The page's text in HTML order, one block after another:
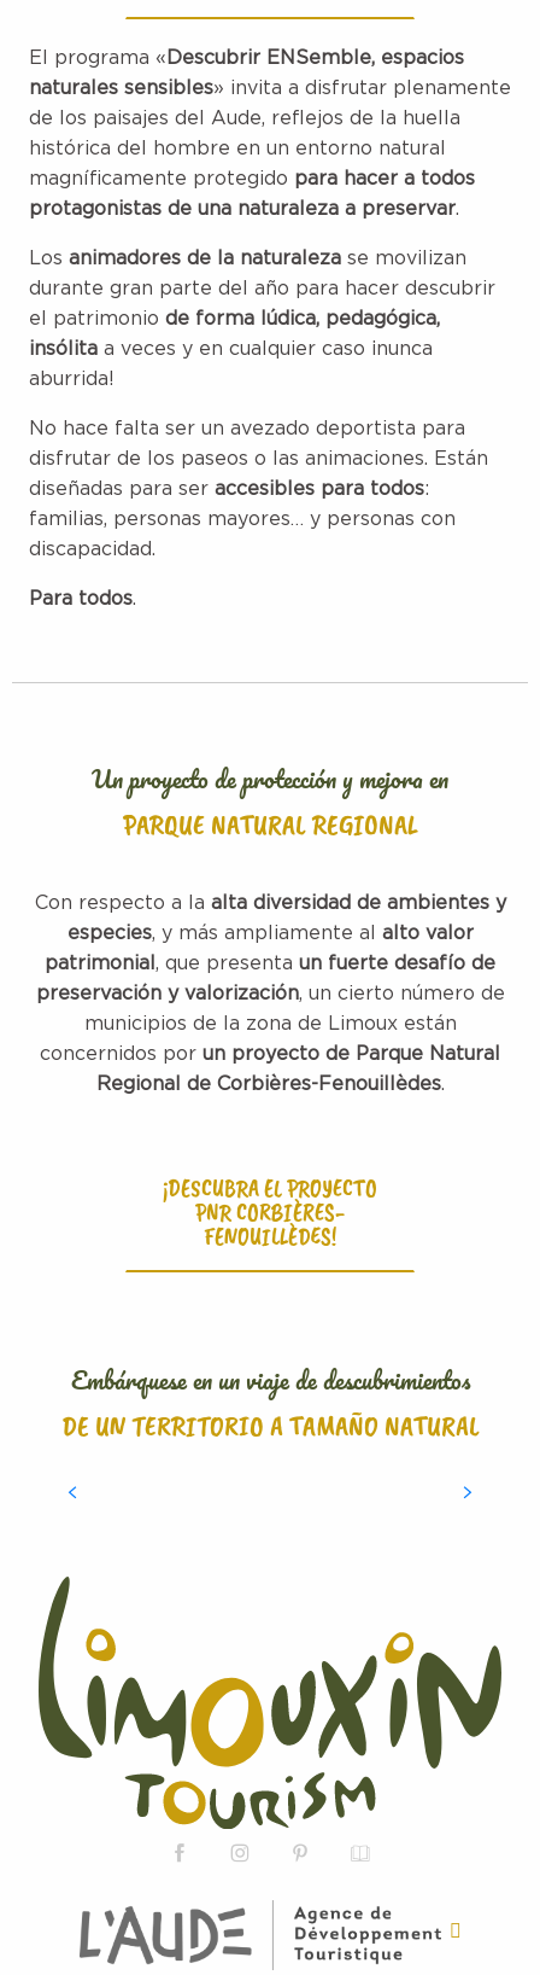
El programa « Descubrir ENSemble, espacios
naturales sensibles» invita a disfrutar plenamente
de los paisajes del Aude, reflejos de la huella
histórica del hombre en un entorno natural
magníficamente protegido para hacer a todos
protagonistas de una naturaleza a preservar.
Los animadores de la naturaleza se movilizan
durante gran parte del año para hacer descubrir
el patrimonio de forma lúdica, pedagógica,
insólita a veces y en cualquier caso ¡nunca
aburrida!
No hace falta ser un avezado deportista para
disfrutar de los paseos o las animaciones. Están
diseñadas para ser accesibles para todos:
familias, personas mayores… y personas con
discapacidad.
Para todos.
Un proyecto de protección y mejora en
PARQUE NATURAL REGIONAL
Con respecto a la alta diversidad de ambientes y
especies, y más ampliamente al alto valor
patrimonial , que presenta un fuerte desafío de
preservación y valorización, un cierto número de
municipios de la zona de Limoux están
concernidos por un proyecto de Parque Natural
Regional de Corbières-Fenouillèdes.
¡DESCUBRA EL PROYECTO
PNR CORBIÈRES-
FENOUILLÈDES!
Embárquese en un viaje de descubrimientos
DE UN TERRITORIO A TAMAÑO NATURAL
EL AGUA ESTÁ EN TODAS PARTES